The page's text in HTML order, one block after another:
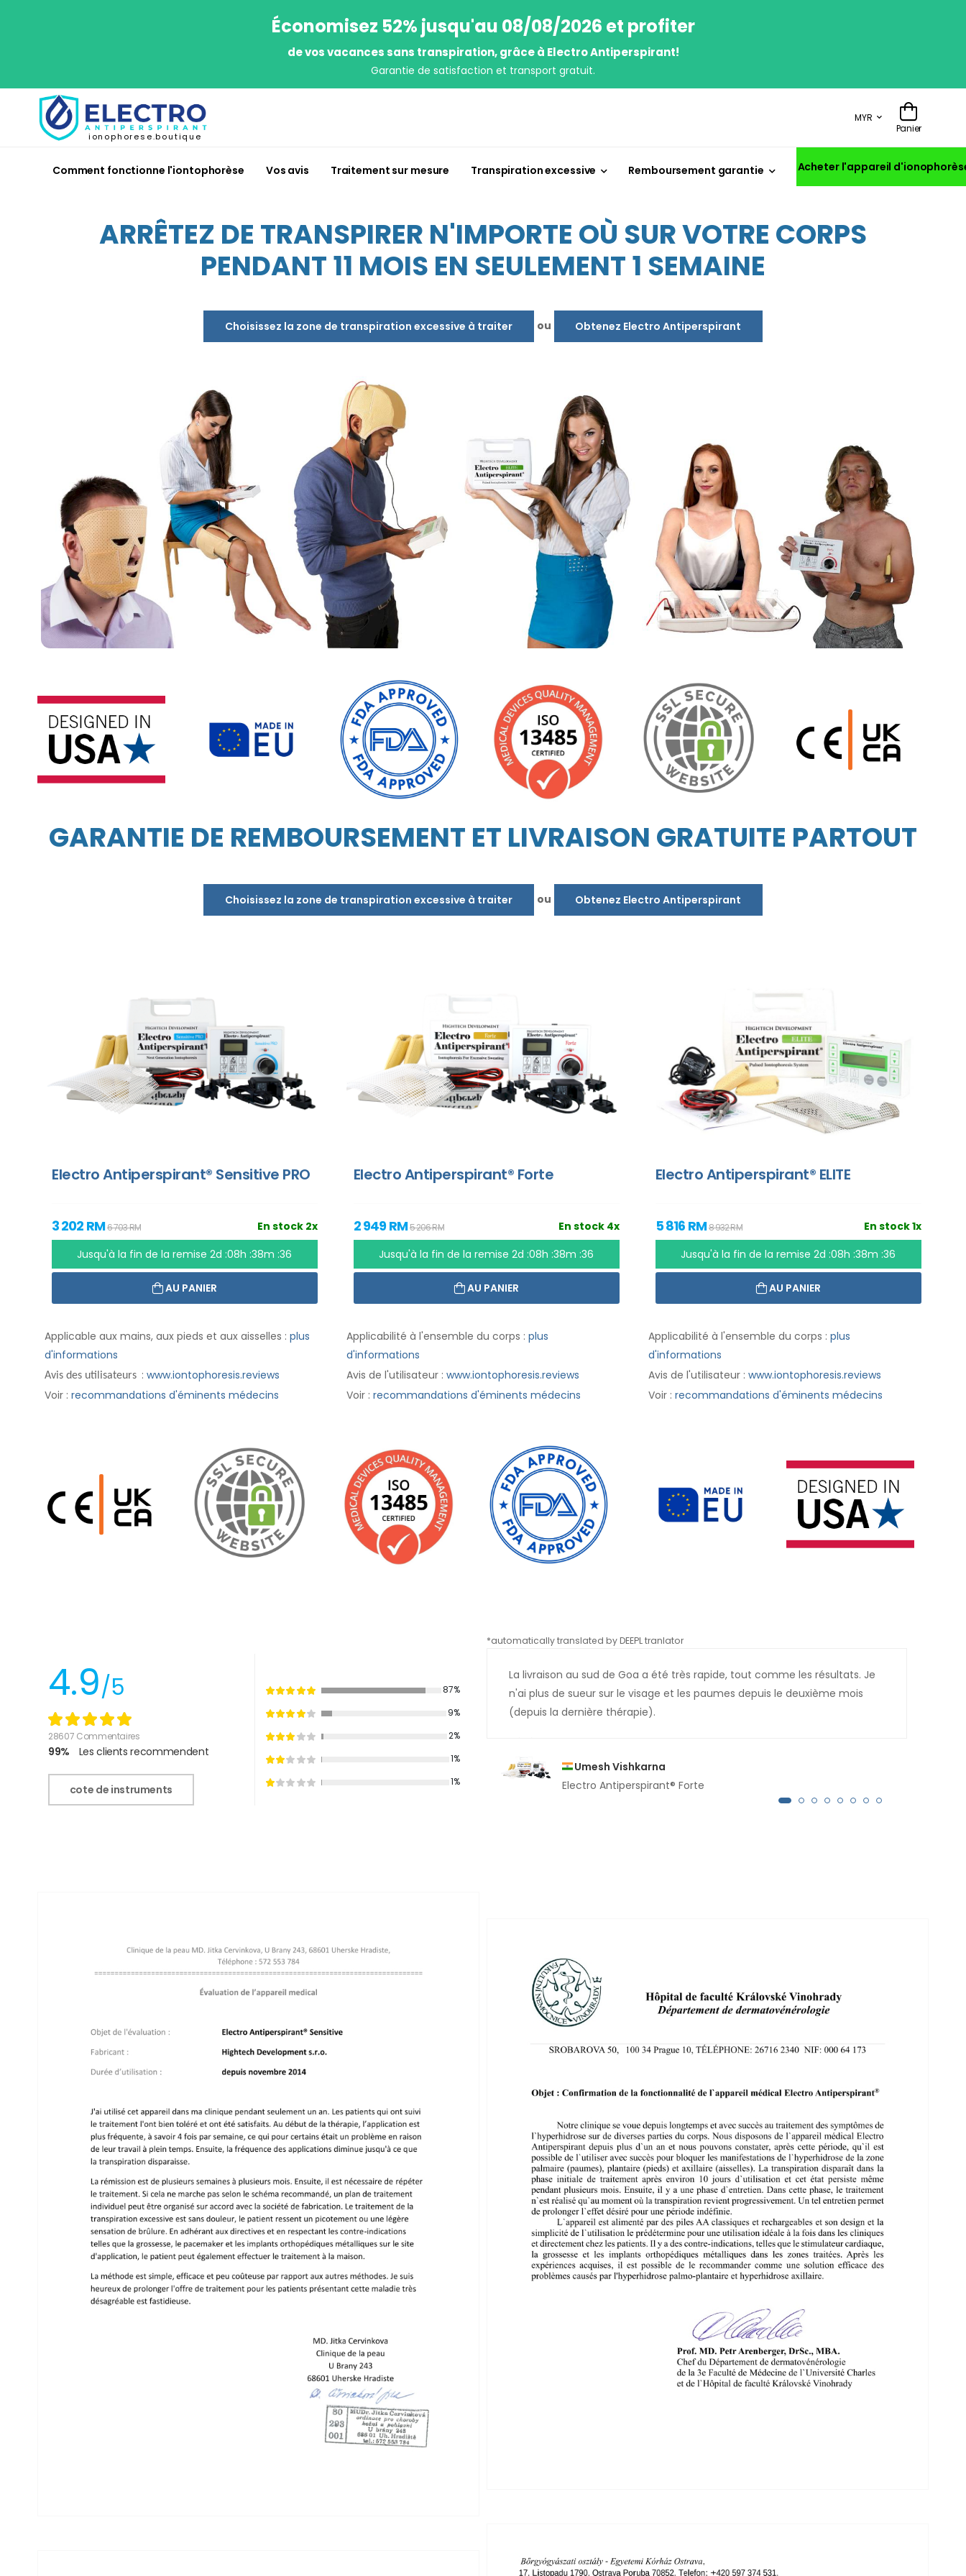
Économisez 52% jusqu'au 08/08/2026 et profiter
de vos vacances sans transpiration, grâce à Electro Antiperspirant!
Garantie de satisfaction et transport gratuit.
ionophorese.boutique
MYR
Panier
Comment fonctionne l'iontophorèse Vos avis Traitement sur mesure Transpiration excessive Remboursement garantie Acheter l'appareil
ARRÊTEZ DE TRANSPIRER N'IMPORTE OÙ SUR VOTRE CORPS
PENDANT 11 MOIS EN SEULEMENT 1 SEMAINE
Choisissez la zone de transpiration excessive à traiter ou Obtenez Electro Antiperspirant
GARANTIE DE REMBOURSEMENT ET LIVRAISON GRATUITE PARTOUT
Choisissez la zone de transpiration excessive à traiter ou Obtenez Electro Antiperspirant
Electro Antiperspirant® Sensitive PRO
En stock 2x
3 202 RM6 703 RM
Jusqu'à la fin de la remise2d :08h :38m :35
AU PANIER
Applicable aux mains, aux pieds et aux aisselles : plus
d'informations
Avis des utilisateurs : www.iontophoresis.reviews
Voir : recommandations d'éminents médecins
Electro Antiperspirant® Forte
En stock 4x
2 949 RM5 206 RM
Jusqu'à la fin de la remise2d :08h :38m :35
AU PANIER
Applicabilité à l'ensemble du corps : plus
d'informations
Avis de l'utilisateur : www.iontophoresis.reviews
Voir : recommandations d'éminents médecins
Electro Antiperspirant® ELITE
En stock 1x
5 816 RM8 932 RM
Jusqu'à la fin de la remise2d :08h :38m :35
AU PANIER
Applicabilité à l'ensemble du corps : plus
d'informations
Avis de l'utilisateur : www.iontophoresis.reviews
Voir : recommandations d'éminents médecins
4.9/5
28607 Commentaires
99% Les clients recommendent
cote de instruments
87%
9%
2%
1%
1%
*automatically translated by DEEPL tranlator
La livraison au sud de Goa a été très rapide, tout comme les résultats. Je
n'ai plus de sueur sur le visage et les paumes depuis le deuxième mois
(depuis la dernière thérapie).
Umesh Vishkarna
Electro Antiperspirant® Forte